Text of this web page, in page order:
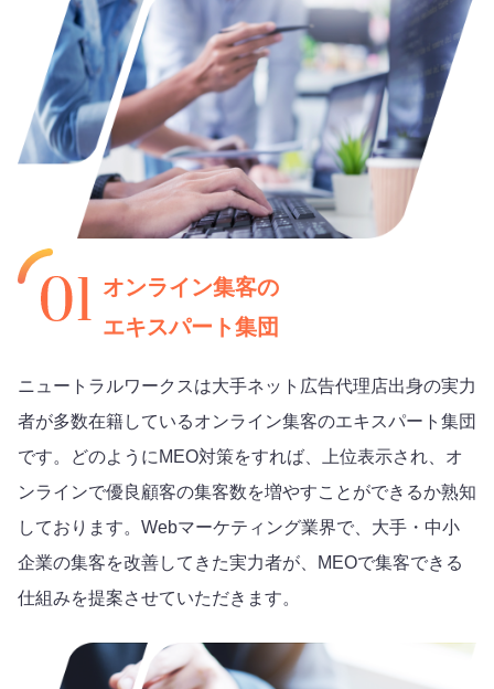
オンライン集客の
エキスパート集団
ニュートラルワークスは大手ネット広告代理店出身の実力
者が多数在籍しているオンライン集客のエキスパート集団
です。どのようにMEO対策をすれば、上位表示され、オ
ンラインで優良顧客の集客数を増やすことができるか熟知
しております。Webマーケティング業界で、大手・中小
企業の集客を改善してきた実力者が、MEOで集客できる
仕組みを提案させていただきます。